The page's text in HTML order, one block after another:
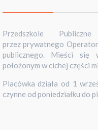
Przedszkole
przez prywatnego
publicznego. Mieści się
położonym w cichej części
Placówka działa od 1
czynne od poniedziałku do